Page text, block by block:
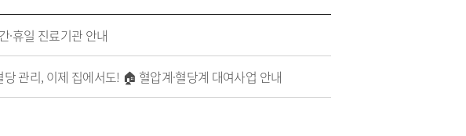
원해 드리고 있습니다.
노란색 '자기혈관 숫자알기' 배너를 보시면
발걸음을 멈추고 내 혈관 건강을 확인해 보
세요!
·휴일 진료기관 안내
관리, 이제 집에서도! 🏠 혈압계·혈당계 대여사업 안내